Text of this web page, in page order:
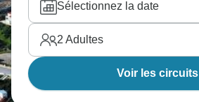
Sélectionnez la date
2 Adultes
Voir les circuits